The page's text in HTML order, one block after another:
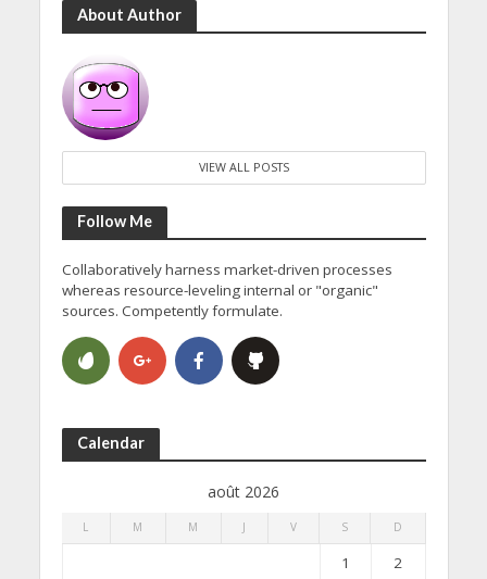
About Author
VIEW ALL POSTS
Follow Me
Collaboratively harness market-driven processes
whereas resource-leveling internal or "organic"
sources. Competently formulate.
Calendar
août 2026
L M M J V S D
1
2